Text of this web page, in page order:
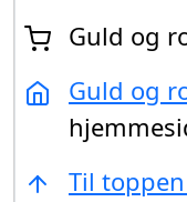
Guld og
Guld og
Til